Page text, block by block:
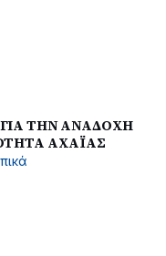
ΤΗΝ ΑΝΑΔΟΧΗ
ΑΧΑΪΑΣ